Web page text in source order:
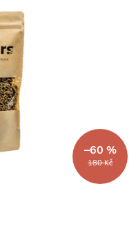
180 Kč
–60 %